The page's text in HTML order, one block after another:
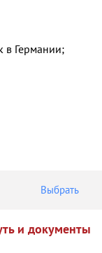
в Германии;
Выбрать
и документы